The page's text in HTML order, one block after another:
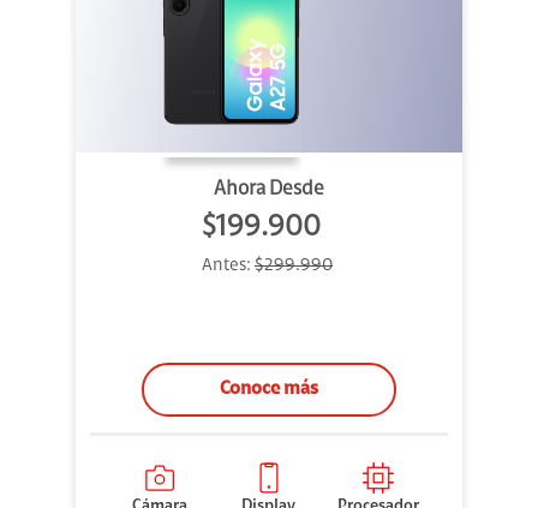
Ahora Desde
$199.900
Antes: $299.990
Conoce más